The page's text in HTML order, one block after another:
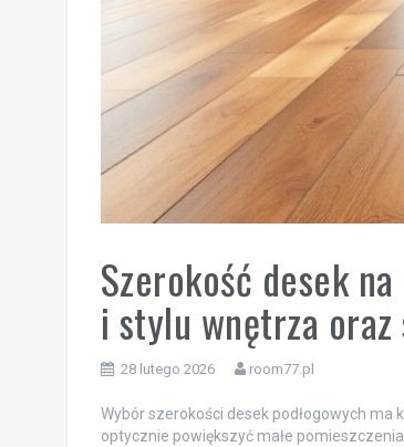
Szerokość desek
i stylu wnętrza
28 lutego 2026 room77.pl
Wybór szerokości desek podłogowych
optycznie powiększyć małe